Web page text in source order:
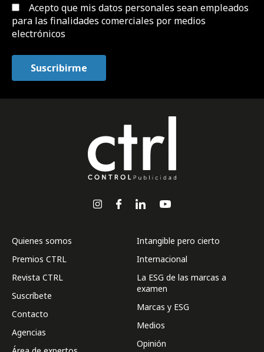
Acepto que mis datos personales sean empleados
para las finalidades comerciales por medios
electrónicos
Quienes somos
Premios CTRL
Revista CTRL
Suscríbete
Contacto
Agencias
Intangible pero cierto
Internacional
La ESG de las marcas a
examen
Marcas y ESG
Medios
Opinión